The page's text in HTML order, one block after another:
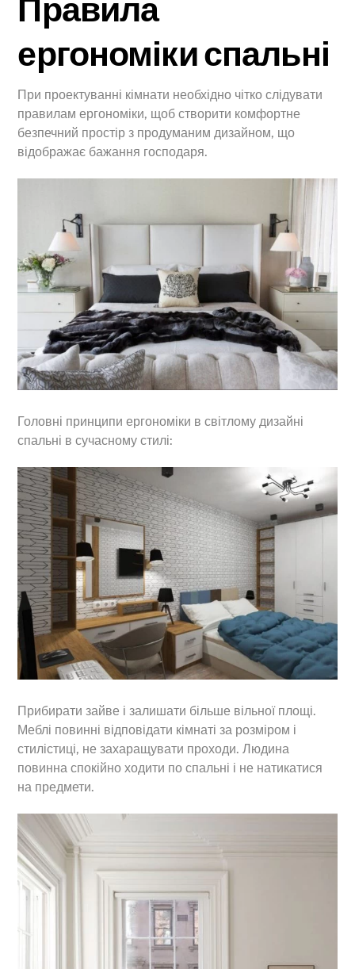
ергономіки спальні
При проектуванні кімнати необхідно чітко слідувати
правилам ергономіки, щоб створити комфортне
безпечний простір з продуманим дизайном, що
відображає бажання господаря.
Головні принципи ергономіки в світлому дизайні
спальні в сучасному стилі:
Прибирати зайве і залишати більше вільної площі.
Меблі повинні відповідати кімнаті за розміром і
стилістиці, не захаращувати проходи. Людина
повинна спокійно ходити по спальні і не натикатися
на предмети.